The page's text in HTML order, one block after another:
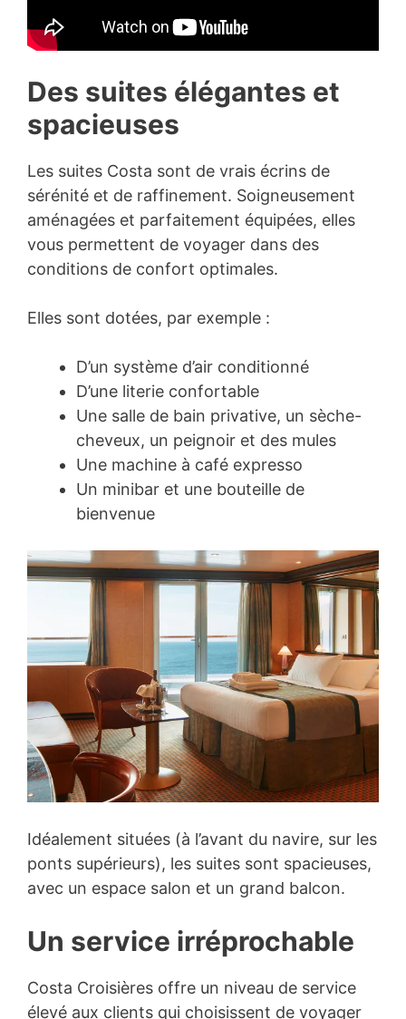
Des suites élégantes et
spacieuses
Les suites Costa sont de vrais écrins de
sérénité et de raffinement. Soigneusement
aménagées et parfaitement équipées, elles
vous permettent de voyager dans des
conditions de confort optimales.
Elles sont dotées, par exemple :
D’un système d’air conditionné
D’une literie confortable
Une salle de bain privative, un sèche-
cheveux, un peignoir et des mules
Une machine à café expresso
Un minibar et une bouteille de
bienvenue
Idéalement situées (à l’avant du navire, sur les
ponts supérieurs), les suites sont spacieuses,
avec un espace salon et un grand balcon.
Un service irréprochable
Costa Croisières offre un niveau de service
élevé aux clients qui choisissent de voyager